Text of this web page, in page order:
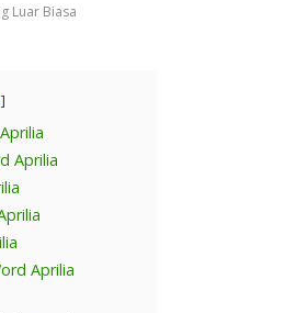
Luar Biasa
Aprilia
Aprilia